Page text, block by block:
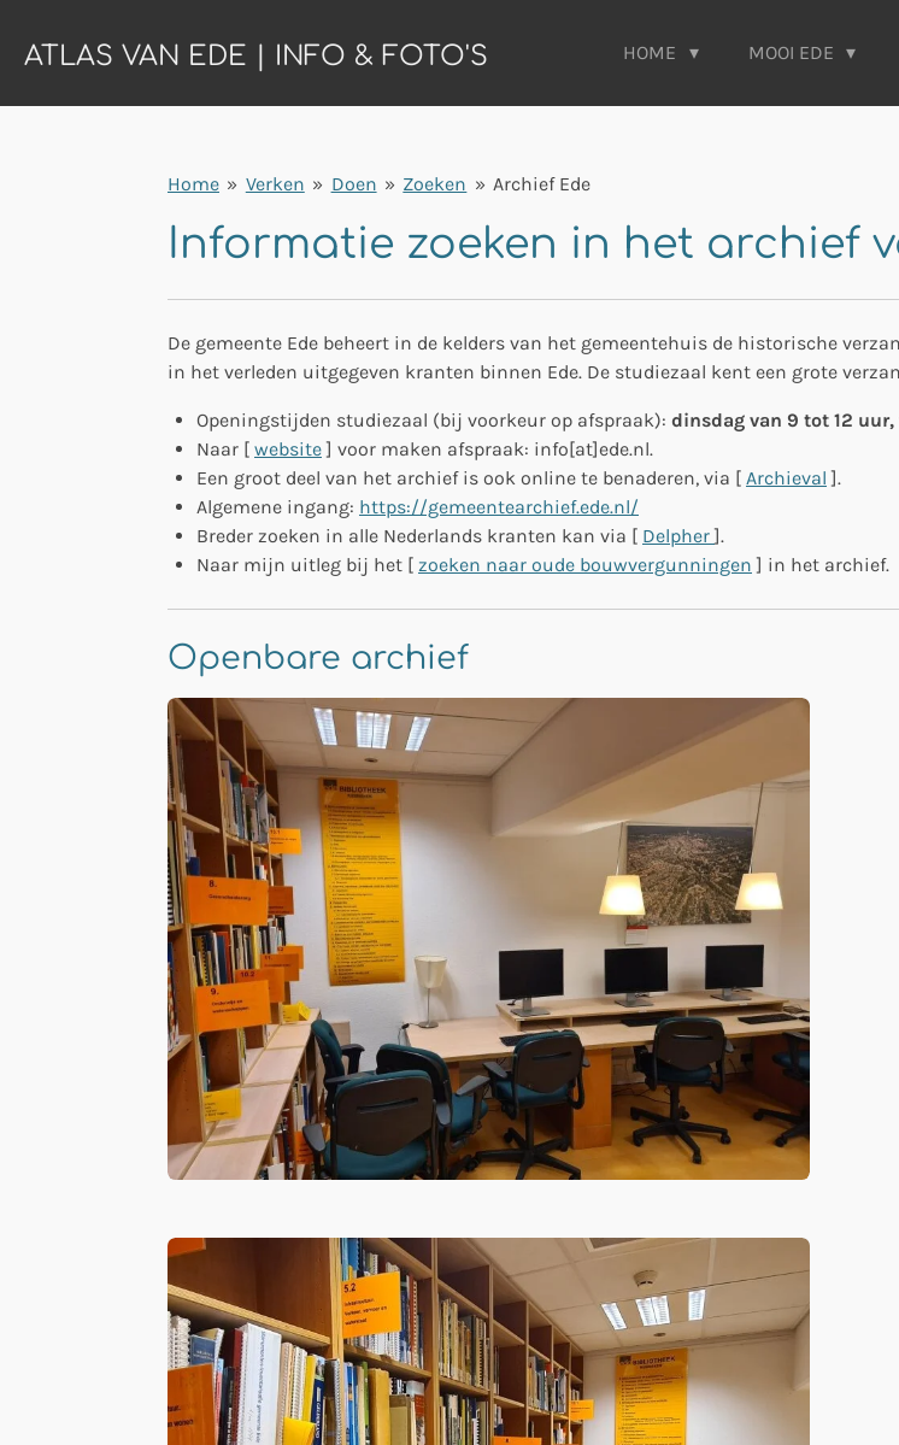
direct
de
ATLAS VAN EDE | INFO & FOTO'S HOME MOOI EDE
Home » Verken » Doen » Zoeken » Archief Ede
Informatie zoeken in het archief
De gemeente Ede beheert in de kelders van het gemeentehuis de historische
in het verleden uitgegeven kranten binnen Ede. De studiezaal kent een grote
Openingstijden studiezaal (bij voorkeur op afspraak): dinsdag van 9 tot 12 uur,
Naar [ website] voor maken afspraak: info[at]ede.nl.
Een groot deel van het archief is ook online te benaderen, via [ Archieval ].
Algemene ingang: https://gemeentearchief.ede.nl/
Breder zoeken in alle Nederlands kranten kan via [ Delpher].
Naar mijn uitleg bij het [ zoeken naar oude bouwvergunningen ] in het archief.
Openbare archief